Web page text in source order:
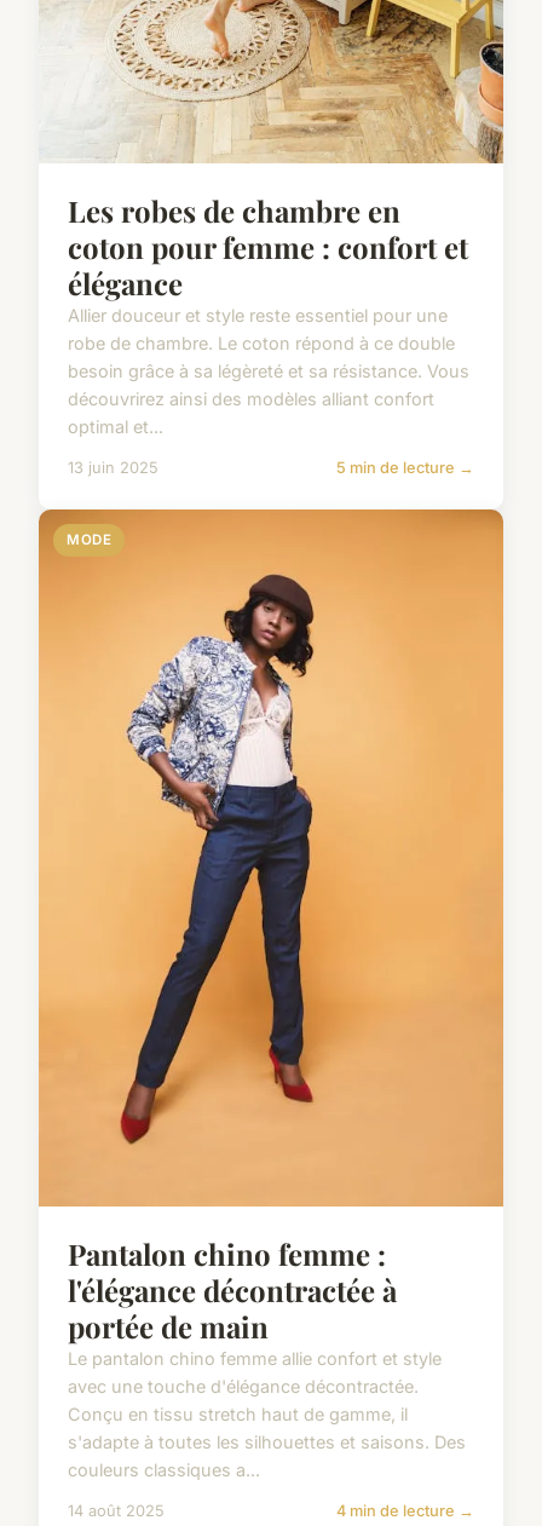
Les robes de chambre en
coton pour femme : confort et
élégance
Allier douceur et style reste essentiel pour une
robe de chambre. Le coton répond à ce double
besoin grâce à sa légèreté et sa résistance. Vous
découvrirez ainsi des modèles alliant confort
optimal et...
13 juin 2025 5 min de lecture →
MODE
Pantalon chino femme :
l'élégance décontractée à
portée de main
Le pantalon chino femme allie confort et style
avec une touche d'élégance décontractée.
Conçu en tissu stretch haut de gamme, il
s'adapte à toutes les silhouettes et saisons. Des
couleurs classiques a...
14 août 2025 4 min de lecture →